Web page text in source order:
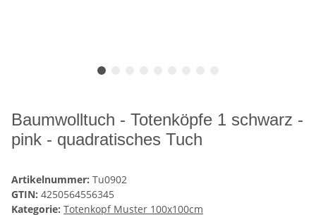
Baumwolltuch - Totenköpfe 1 schwarz -
pink - quadratisches Tuch
Artikelnummer: Tu0902
GTIN: 4250564556345
Kategorie: Totenkopf Muster 100x100cm